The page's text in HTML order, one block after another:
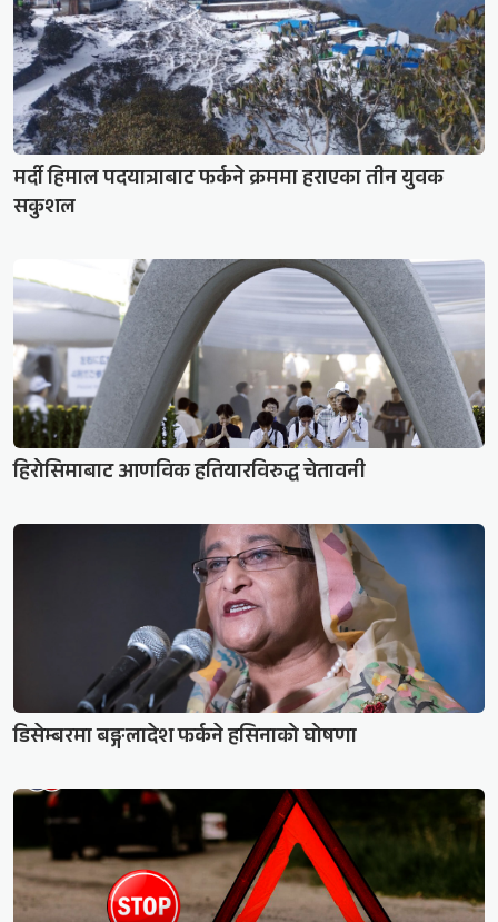
मर्दी हिमाल पदयात्राबाट फर्कने क्रममा हराएका तीन युवक
सकुशल
हिरोसिमाबाट आणविक हतियारविरुद्ध चेतावनी
डिसेम्बरमा बङ्गलादेश फर्कने हसिनाको घोषणा